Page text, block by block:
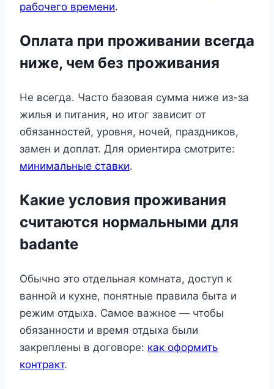
рабочего времени.
Оплата при проживании всегда
ниже, чем без проживания
Не всегда. Часто базовая сумма ниже из-за
жилья и питания, но итог зависит от
обязанностей, уровня, ночей, праздников,
замен и доплат. Для ориентира смотрите:
минимальные ставки.
Какие условия проживания
считаются нормальными для
badante
Обычно это отдельная комната, доступ к
ванной и кухне, понятные правила быта и
режим отдыха. Самое важное — чтобы
обязанности и время отдыха были
закреплены в договоре: как оформить
контракт.